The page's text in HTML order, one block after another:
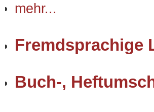
mehr...
Fremdsprachige
Buch-,